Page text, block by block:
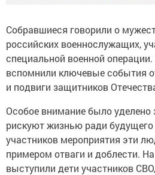
Собравшиеся говорили о
российских военнослужащих,
специальной военной операции.
вспомнили ключевые события
и подвиги защитников
Особое внимание было уделено
рискуют жизнью ради
участников мероприятия эти
примером отваги и доблести.
выступили дети участников